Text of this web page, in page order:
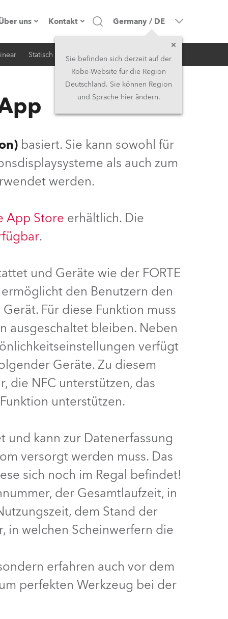
uns
Firmenprofil
Made in the EU
Eigentümer
Jobs
Kariéra (CZ)
Kontakt
Hauptsitz
Hauptsitz & Werk
Mittlerer Osten
Asien & Pazifikregion
Irland
Frankreich
Tschechien und Slowakei
Internationaler Vertrieb
Global
Russischsprachige Gebiete
Business Development
BDM
Germany / DE
Sie befinden sich derzeit auf der
Robe-Website für die Region
Deutschland. Sie können Region
und Sprache hier ändern.
Statisch iSerie Architektur
basiert. Sie kann sowohl für
als auch zum
werden.
App Store erhältlich. Die
.
und Geräte wie der FORTE
den Benutzern den
Für diese Funktion muss
ausgeschaltet bleiben. Neben
verfügt
Geräte. Zu diesem
die NFC unterstützen, das
unterstützen.
kann zur Datenerfassung
versorgt werden muss. Das
sich noch im Regal befindet!
der Gesamtlaufzeit, in
dem Stand der
in welchen Scheinwerfern die
erfahren auch vor dem
perfekten Werkzeug bei der